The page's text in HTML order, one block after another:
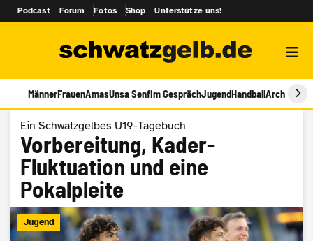
Podcast Forum Fotos Shop Unterstütze uns!
MännerFrauenAmasUnsa SenfIm GesprächJugendHandballArchiv
Ein Schwatzgelbes U19-Tagebuch
Vorbereitung, Kader-
Fluktuation und eine
Pokalpleite
Jugend